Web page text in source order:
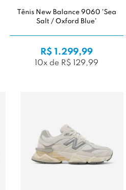
Tênis New Balance 9060 'Sea
Salt / Oxford Blue'
R$ 1.299,99
10x de R$ 129,99